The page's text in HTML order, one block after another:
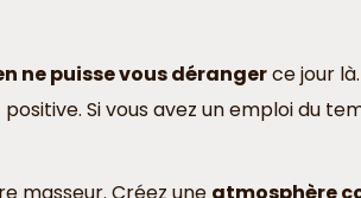
ne puisse vous dérangerce jour
Si vous avez un emploi du